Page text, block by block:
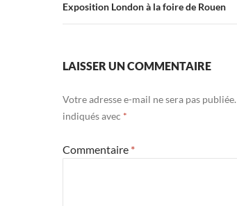
Exposition London à la foire de Rouen
LAISSER UN COMMENTAIRE
Votre adresse e-mail ne sera pas publiée.
indiqués avec *
Commentaire *